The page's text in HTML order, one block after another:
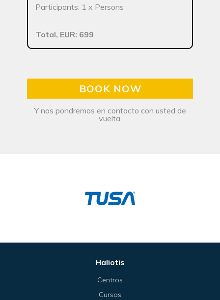
Participants: 1 x Persons
Total, EUR: 699
BOOK NOW
Y nos pondremos en contacto con usted de
vuelta.
Haliotis
Centros
Cursos